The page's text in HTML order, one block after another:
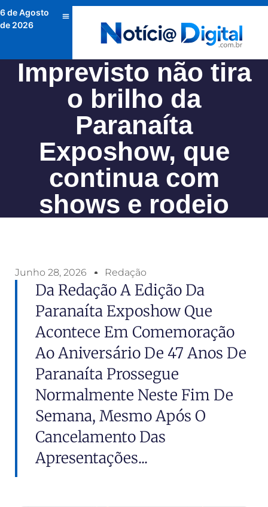
6 de Agosto
de 2026
Imprevisto não tira
o brilho da
Paranaíta
Exposhow, que
continua com
shows e rodeio
Junho 28, 2026 Redação
Da Redação A Edição Da
Paranaíta Exposhow Que
Acontece Em Comemoração
Ao Aniversário De 47 Anos De
Paranaíta Prossegue
Normalmente Neste Fim De
Semana, Mesmo Após O
Cancelamento Das
Apresentações...